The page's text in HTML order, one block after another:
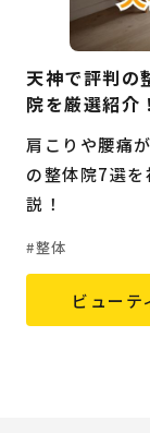
天神で評判の
院を厳選紹介！
肩こりや腰痛
の整体院7選
説！
整体
ビューテ